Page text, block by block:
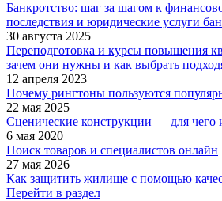
Банкротство: шаг за шагом к
последствия и юридические услуги
30 августа 2025
Переподготовка и курсы повышения
зачем они нужны и как выбрать
12 апреля 2023
Почему рингтоны пользуются
22 мая 2025
Сценические конструкции — для чего
6 мая 2020
Поиск товаров и специалистов онлайн
27 мая 2026
Как защитить жилище с помощью
Перейти в раздел